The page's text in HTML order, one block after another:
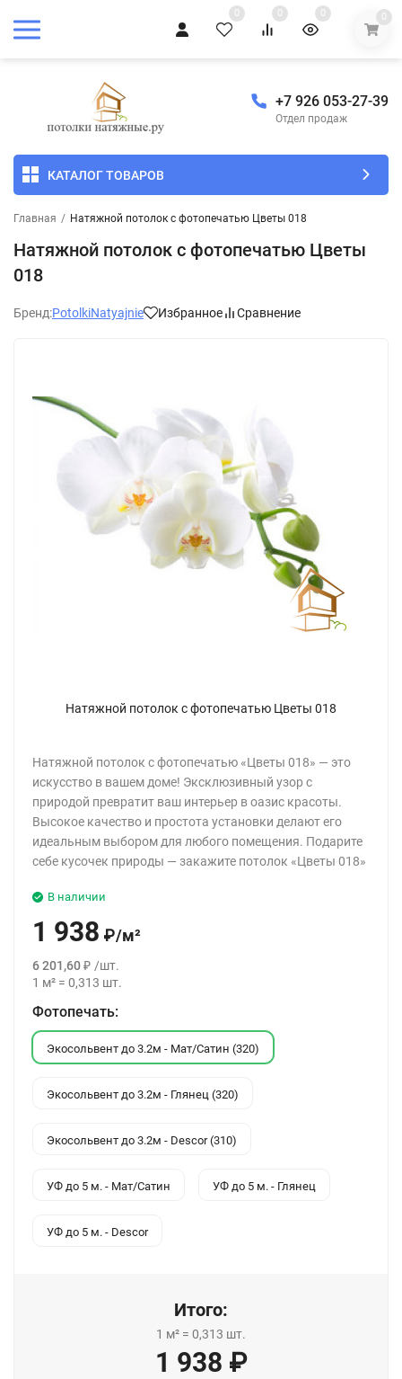
0 0 0 0
+7 926 053-27-39
Отдел продаж
КАТАЛОГ ТОВАРОВ
Главная / Натяжной потолок с фотопечатью Цветы 018
Натяжной потолок с фотопечатью Цветы
018
Бренд:PotolkiNatyajnie Избранное Сравнение
Натяжной потолок с фотопечатью Цветы 018
Натяжной потолок с фотопечатью «Цветы 018» — это
искусство в вашем доме! Эксклюзивный узор с
природой превратит ваш интерьер в оазис красоты.
Высокое качество и простота установки делают его
идеальным выбором для любого помещения. Подарите
себе кусочек природы — закажите потолок «Цветы 018»
В наличии
1 938 ₽/м²
6 201,60₽ /шт.
1 м² = 0,313 шт.
Фотопечать:
Экосольвент до 3.2м - Мат/Сатин (320)
Экосольвент до 3.2м - Глянец (320)
Экосольвент до 3.2м - Descor (310)
УФ до 5 м. - Мат/Сатин УФ до 5 м. - Глянец
УФ до 5 м. - Descor
Итого:
1 м² = 0,313 шт.
1 938 ₽